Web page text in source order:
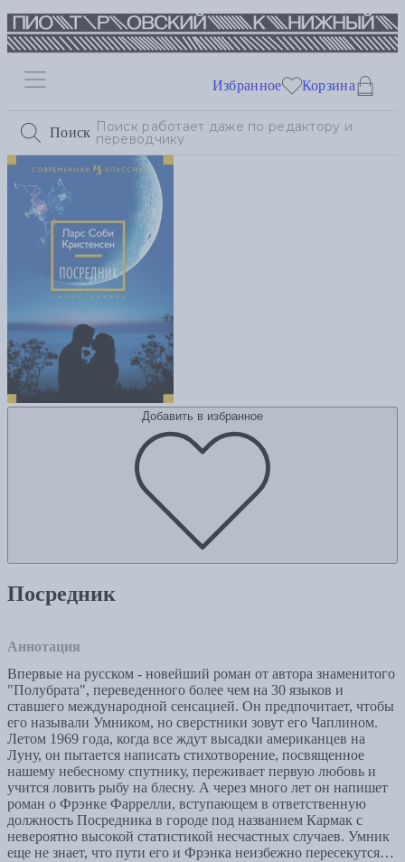
Поиск
Избранное Корзина
Добавить в избранное
Посредник
Аннотация
Впервые на русском - новейший роман от автора знаменитого
"Полубрата", переведенного более чем на 30 языков и
ставшего международной сенсацией. Он предпочитает, чтобы
его называли Умником, но сверстники зовут его Чаплином.
Летом 1969 года, когда все ждут высадки американцев на
Луну, он пытается написать стихотворение, посвященное
нашему небесному спутнику, переживает первую любовь и
учится ловить рыбу на блесну. А через много лет он напишет
роман о Фрэнке Фаррелли, вступающем в ответственную
должность Посредника в городе под названием Кармак с
невероятно высокой статистикой несчастных случаев. Умник
еще не знает, что пути его и Фрэнка неизбежно пересекутся…